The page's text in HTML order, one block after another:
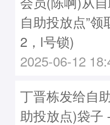
自助投放点”
2，l号锁)
2025-06-12
丁晋栋发给自
助投放点)袋子